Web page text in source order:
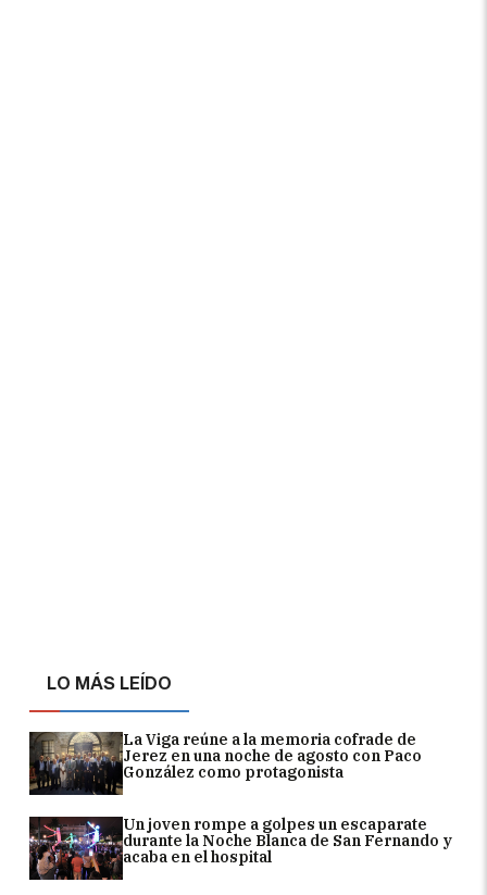
LO MÁS LEÍDO
La Viga reúne a la memoria cofrade de
Jerez en una noche de agosto con Paco
González como protagonista
Un joven rompe a golpes un escaparate
durante la Noche Blanca de San Fernando y
acaba en el hospital